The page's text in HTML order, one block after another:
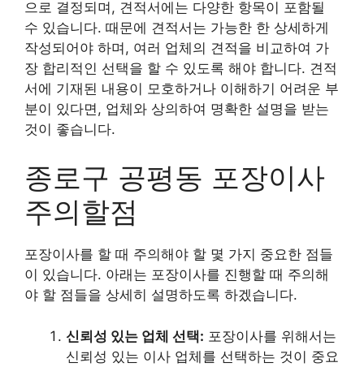
으로 결정되며, 견적서에는 다양한 항목이 포함될
수 있습니다. 때문에 견적서는 가능한 한 상세하게
작성되어야 하며, 여러 업체의 견적을 비교하여 가
장 합리적인 선택을 할 수 있도록 해야 합니다. 견적
서에 기재된 내용이 모호하거나 이해하기 어려운 부
분이 있다면, 업체와 상의하여 명확한 설명을 받는
것이 좋습니다.
종로구 공평동 포장이사
주의할점
포장이사를 할 때 주의해야 할 몇 가지 중요한 점들
이 있습니다. 아래는 포장이사를 진행할 때 주의해
야 할 점들을 상세히 설명하도록 하겠습니다.
신뢰성 있는 업체 선택: 포장이사를 위해서는
신뢰성 있는 이사 업체를 선택하는 것이 중요